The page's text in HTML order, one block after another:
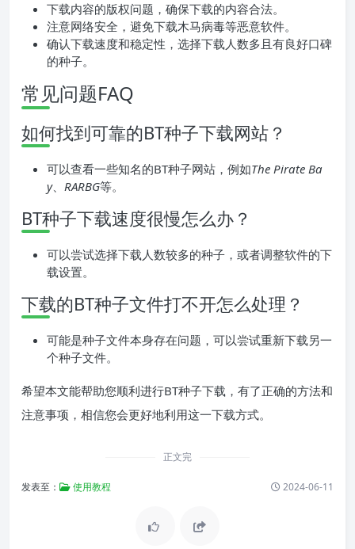
下载内容的版权问题，确保下载的内容合法。
注意网络安全，避免下载木马病毒等恶意软件。
确认下载速度和稳定性，选择下载人数多且有良好口碑
的种子。
常见问题FAQ
如何找到可靠的BT种子下载网站？
可以查看一些知名的BT种子网站，例如The Pirate Ba
y、 RARBG等。
BT种子下载速度很慢怎么办？
可以尝试选择下载人数较多的种子，或者调整软件的下
载设置。
下载的BT种子文件打不开怎么处理？
可能是种子文件本身存在问题，可以尝试重新下载另一
个种子文件。
希望本文能帮助您顺利进行BT种子下载，有了正确的方法和
注意事项，相信您会更好地利用这一下载方式。
正文完
发表至： 使用教程 2024-06-11